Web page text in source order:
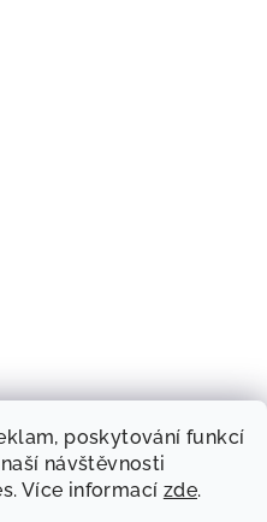
poskytování funkcí
návštěvnosti
Více informací zde.